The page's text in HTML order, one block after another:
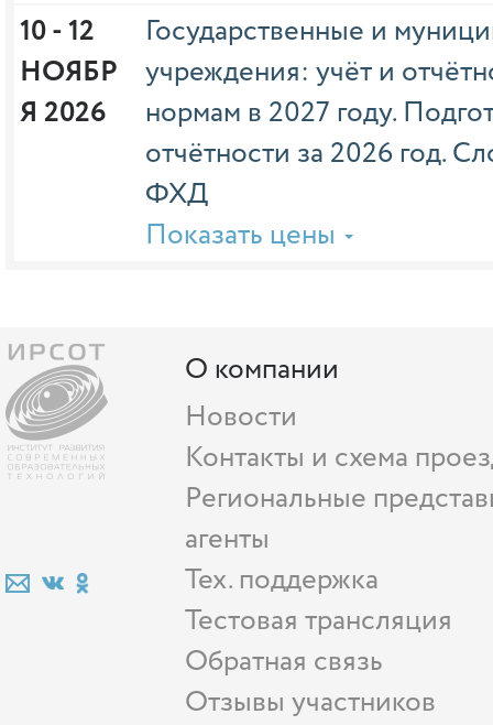
10 - 12
НОЯБР
Я 2026
Государственные и
учреждения: учёт и
нормам в 2027 году.
отчётности за 2026 год.
ФХД
Показать цены
О компании
Новости
Контакты и схема
Региональные
агенты
Тех. поддержка
Тестовая трансляция
Обратная связь
Отзывы участников